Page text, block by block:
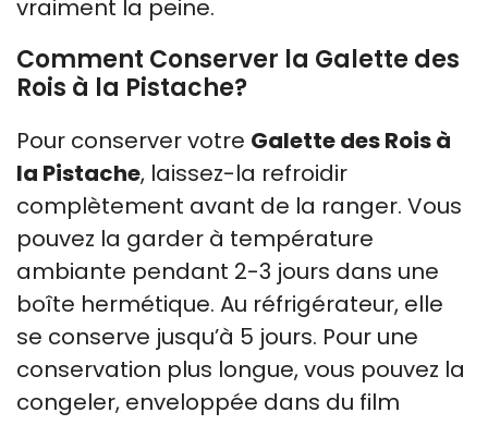
vraiment la peine.
Comment Conserver la Galette des
Rois à la Pistache?
Pour conserver votre Galette des Rois à
la Pistache, laissez-la refroidir
complètement avant de la ranger. Vous
pouvez la garder à température
ambiante pendant 2-3 jours dans une
boîte hermétique. Au réfrigérateur, elle
se conserve jusqu’à 5 jours. Pour une
conservation plus longue, vous pouvez la
congeler, enveloppée dans du film